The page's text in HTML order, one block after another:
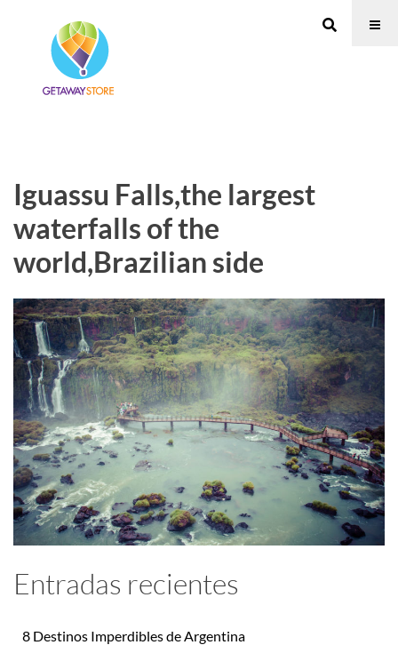
Iguassu Falls,the largest
waterfalls of the
world,Brazilian side
Entradas recientes
8 Destinos Imperdibles de Argentina